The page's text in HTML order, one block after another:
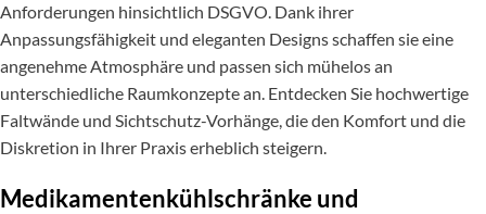
Anforderungen hinsichtlich DSGVO. Dank ihrer
Anpassungsfähigkeit und eleganten Designs schaffen sie eine
angenehme Atmosphäre und passen sich mühelos an
unterschiedliche Raumkonzepte an. Entdecken Sie hochwertige
Faltwände und Sichtschutz-Vorhänge, die den Komfort und die
Diskretion in Ihrer Praxis erheblich steigern.
Medikamentenkühlschränke und